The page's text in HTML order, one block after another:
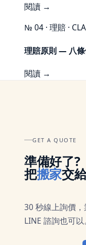
閱讀 →
№ 04 · 理賠 ·
理賠原則 — 八
閱讀 →
GET A QUOTE
準備好了?
把搬家交
30 秒線上詢價，
LINE 諮詢也可以。